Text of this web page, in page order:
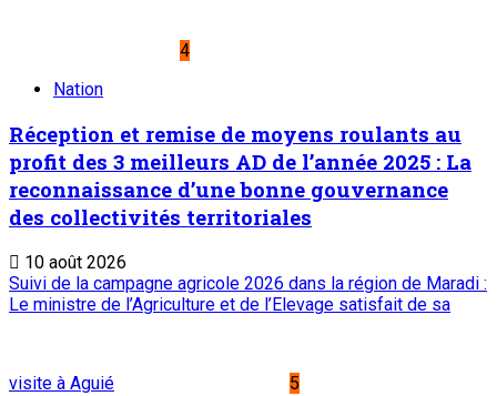
4
Nation
Réception et remise de moyens roulants au
profit des 3 meilleurs AD de l’année 2025 : La
reconnaissance d’une bonne gouvernance
des collectivités territoriales
10 août 2026
Suivi de la campagne agricole 2026 dans la région de Maradi :
Le ministre de l’Agriculture et de l’Elevage satisfait de sa
visite à Aguié
5